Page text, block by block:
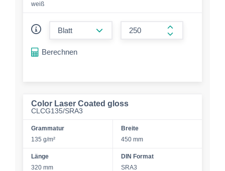
weiß
form.increase-
Berechnen
Color Laser Coated gloss
CLCG135/SRA3
Grammatur
135 g/m²
Breite
450 mm
Länge
320 mm
DIN Format
SRA3